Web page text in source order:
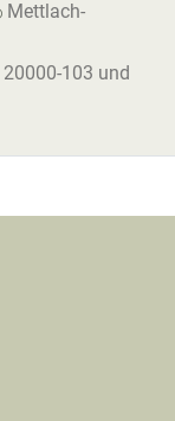
Mettlach-
103 und